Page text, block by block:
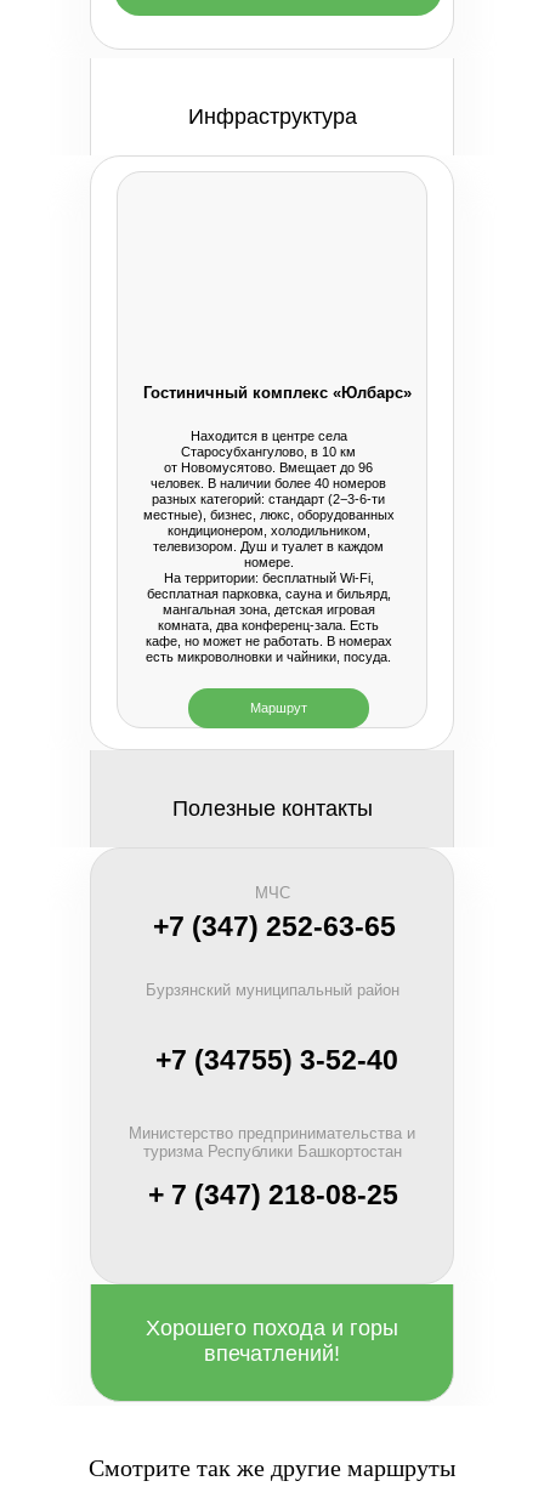
Инфраструктура
Гостиничный комплекс «Юлбарс»
Находится в центре села
Старосубхангулово, в 10 км
от Новомусятово. Вмещает до 96
человек. В наличии более 40 номеров
разных категорий: стандарт (2−3-6-ти
местные), бизнес, люкс, оборудованных
кондиционером, холодильником,
телевизором. Душ и туалет в каждом
номере.
На территории: бесплатный Wi-Fi,
бесплатная парковка, сауна и бильярд,
мангальная зона, детская игровая
комната, два конференц-зала. Есть
кафе, но может не работать. В номерах
есть микроволновки и чайники, посуда.
Маршрут
Полезные контакты
МЧС
+7 (347) 252-63-65
Бурзянский муниципальный район
+7 (34755) 3-52-40
Министерство предпринимательства и
туризма Республики Башкортостан
+ 7 (347) 218-08-25
Хорошего похода и горы
впечатлений!
Смотрите так же другие маршруты